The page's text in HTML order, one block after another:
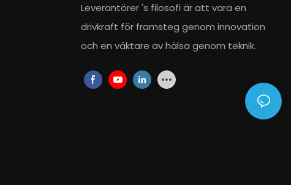
Leverantörer's filosofi är att vara en
drivkraft för framsteg genom innovation
och en väktare av hälsa genom teknik.